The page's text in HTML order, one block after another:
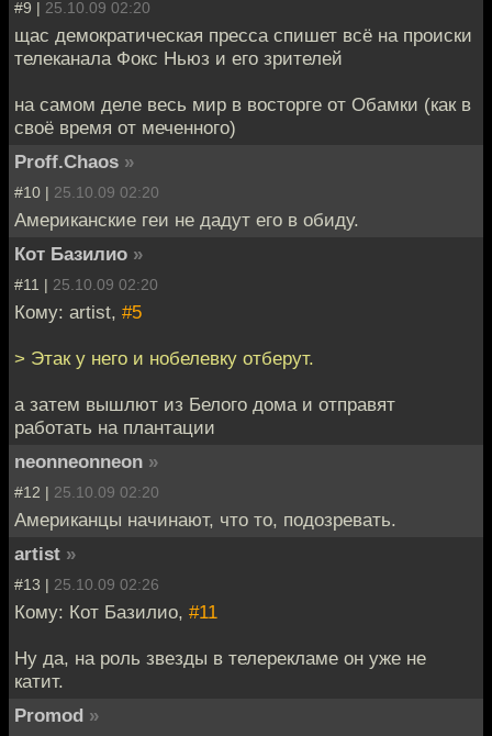
#9 | 25.10.09 02:20
щас демократическая пресса спишет всё на происки
телеканала Фокс Ньюз и его зрителей
на самом деле весь мир в восторге от Обамки (как в
своё время от меченного)
Proff.Chaos »
#10 | 25.10.09 02:20
Американские геи не дадут его в обиду.
Кот Базилио »
#11 | 25.10.09 02:20
Кому: artist, #5
> Этак у него и нобелевку отберут.
а затем вышлют из Белого дома и отправят
работать на плантации
neonneonneon »
#12 | 25.10.09 02:20
Американцы начинают, что то, подозревать.
artist »
#13 | 25.10.09 02:26
Кому: Кот Базилио, #11
Ну да, на роль звезды в телерекламе он уже не
катит.
Promod »